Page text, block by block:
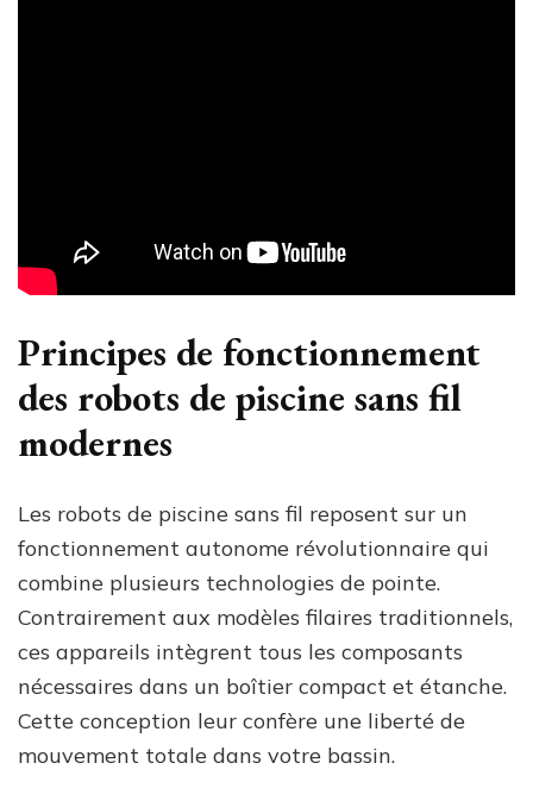
Principes de fonctionnement
des robots de piscine sans fil
modernes
Les robots de piscine sans fil reposent sur un
fonctionnement autonome révolutionnaire qui
combine plusieurs technologies de pointe.
Contrairement aux modèles filaires traditionnels,
ces appareils intègrent tous les composants
nécessaires dans un boîtier compact et étanche.
Cette conception leur confère une liberté de
mouvement totale dans votre bassin.